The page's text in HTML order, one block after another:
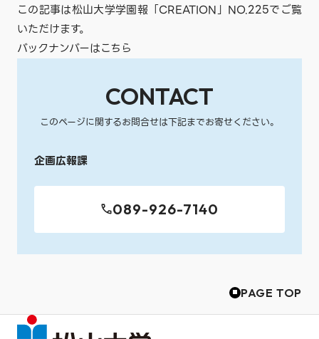
この記事は松山大学学園報「CREATION」NO.225でご覧
いただけます。
バックナンバーはこちら
CONTACT
このページに関するお問合せは下記までお寄せください。
企画広報課
089-926-7140
PAGE TOP